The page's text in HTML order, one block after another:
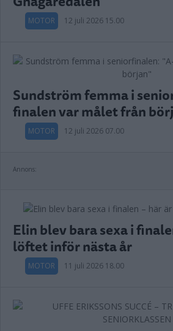
MOTOR 12 juli 2026 15.00
Sundström femma i
finalen var målet från
MOTOR 12 juli 2026 07.00
Annons:
Elin blev bara sexa i
löftet inför nästa år
MOTOR 11 juli 2026 18.00